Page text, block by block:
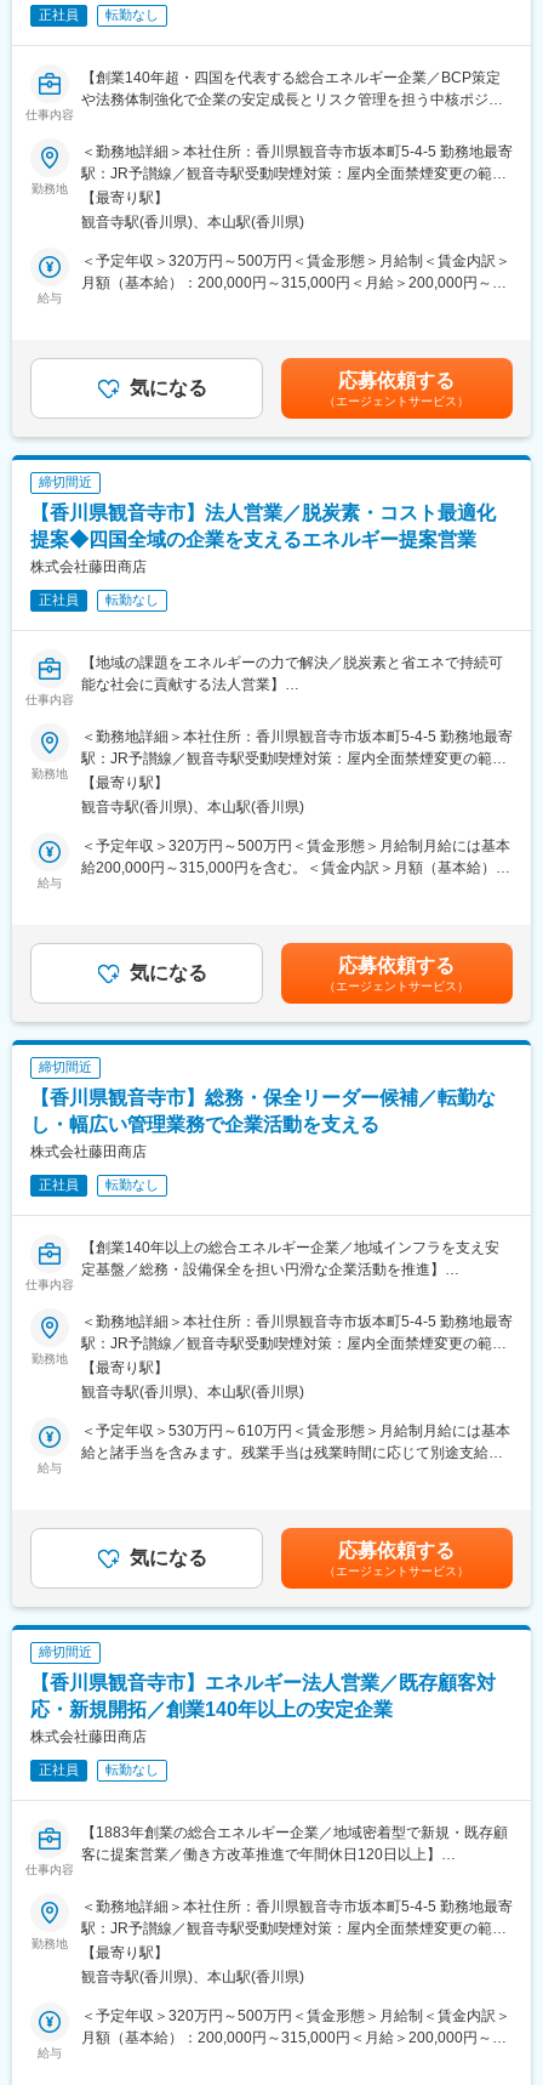
な職場環境を築いています。
OJTや充実したサポート体制で未経験からでも安心して成長で
き、将来的には店長や新規事業リーダー、複数店舗の管理者など
多様なキャリアが描けます。
■教育体制
入社時研修、現場OJT、資格取得支援（危険物取扱者など）を通
じ、キャリアアップを全面的に支援します。
児や介護との両立もサポートする環境です。
■企業の特徴/魅力
140年以上の歴史を持つ地域密着型企業として、安定した経営基
盤のもとエネルギー事業を中心に成長を続けています。
正社員 転勤なし
仕事内容
【創業140年超・四国を代表する総合エネルギー企業／BCP策定
や法務体制強化で企業の安定成長とリスク管理を担う中核ポジシ
■業務概要
当社の業務推進・法務担当として、BCP（事業継続計画）の策
定・運用や法務・契約審査、会議体運営など、管理部門業務全般
を幅広くご担当いただきます。経営基盤を支える重要なポジショ
ンで、企業の安定成長とリスク管理を実現する役割を担います。
BCP構築から法務対応、会議運営まで多岐にわたる業務を通じ
・BCP（事業継続計画）に関する規程やマニュアルの策定、社内
教育、定期的な見直しや改善活動の実施
・契約書審査や法的課題の解決支援、顧問弁護士との連携による
議書など重要文書の管理
・Word、Excel、PowerPointを用いた各種文書・資料作成
■扱うサービス
エネルギーの卸小売・物流、再生可能エネルギー事業、省エネ・
が整っているため安心して業務に取り組めます。
地域インフラを支える企業で、変化の激しい時代に不可欠な法
務・業務推進の中核業務に携わることができます。
■教育体制
きます。
■想定されるキャリアパス
法務・総務・経営企画など管理部門スペシャリストとして着実に
■企業の特徴/魅力
創業140年超の安定した基盤のもと、地域のライフラインを支え
続ける挑戦と成長の風土があります。
変更の範囲：会社の定める業務
勤務地
＜勤務地詳細＞本社住所：香川県観音寺市坂本町5-4-5 勤務地最寄
駅：JR予讃線／観音寺駅受動喫煙対策：屋内全面禁煙変更の範
囲：会社の定める事業所
【最寄り駅】
観音寺駅(香川県)、本山駅(香川県)
給与
＜予定年収＞320万円～500万円＜賃金形態＞月給制＜賃金内訳＞
月額（基本給）：200,000円～315,000円＜月給＞200,000円～
気になる 応募依頼する
（エージェントサービス）
締切間近
【香川県観音寺市】法人営業／脱炭素・コスト最適化
提案◆四国全域の企業を支えるエネルギー提案営業
株式会社藤田商店
正社員 転勤なし
仕事内容
【地域の課題をエネルギーの力で解決／脱炭素と省エネで持続可
能な社会に貢献する法人営業】
■業務概要
当社は香川県観音寺市を拠点とし、四国全域の工場、官公庁、病
院などの法人顧客に向けて、エネルギーの安定供給と省エネ・脱
炭素化に関する提案営業を担っていただきます。単なるエネルギ
ー供給だけでなく、顧客ごとに最適なエネルギー活用を設計し、
コスト削減と環境対応の両立を実現することがミッションです。
なエネルギー供給の提案に加え、CO2削減や省エネ化に向けた設
備改善、再生可能エネルギー導入のご提案など多岐にわたりま
す。具体的には、顧客ごとのエネルギー使用データ分析、最適な
素化やSDGs推進に資する新規ソリューション企画まで、一貫して
顧客と伴走します。
■扱うサービス
石油・電気・LPガスの安定供給、太陽光発電や蓄電所のEPC・
■業務の魅力
いがあります。
■教育体制
OJTや先輩同行の実践研修、業界知識習得のサポート体制が充実
■就業環境
営業リーダーやマネジメント、エネルギーソリューション企画な
ど多様なキャリアアップが可能です。
■企業の特徴/魅力
創業140年超の総合エネルギー企業として地域に根ざした信頼と
実績、安定した事業基盤、挑戦を続ける風土が特徴です。
変更の範囲：会社の定める業務
勤務地
＜勤務地詳細＞本社住所：香川県観音寺市坂本町5-4-5 勤務地最寄
駅：JR予讃線／観音寺駅受動喫煙対策：屋内全面禁煙変更の範
囲：会社の定める事業所
【最寄り駅】
観音寺駅(香川県)、本山駅(香川県)
給与
＜予定年収＞320万円～500万円＜賃金形態＞月給制月給には基本
給200,000円～315,000円を含む。＜賃金内訳＞月額（基本給）：
り、選考を通じて上下する可能性があります。月給(月額)は固定手
当を含めた表記です。
気になる 応募依頼する
（エージェントサービス）
締切間近
【香川県観音寺市】総務・保全リーダー候補／転勤な
し・幅広い管理業務で企業活動を支える
株式会社藤田商店
正社員 転勤なし
仕事内容
【創業140年以上の総合エネルギー企業／地域インフラを支え安
定基盤／総務・設備保全を担い円滑な企業活動を推進】
■業務概要
当社本社および各拠点における総務・庶務業務全般と、施設・設
備の保全管理、法令対応を中心に、企業運営のバックオフィスと
ファシリティマネジメント両面から会社の円滑な活動を支えるポ
ジションです。リーダー候補としてチーム運営や業務改善にも積
極的に関与いただきます。
・管財・保全業務（社有不動産や設備の維持管理、修繕・新規工
事の立案と業者調整、実施）
・資産・庶務管理（社宅・車両・備品の管理運用、文書管理、各
衛生体制の構築）
・補助事業（設備投資等の補助金申請や管理）、社内イベント運
営
社内外の関係者（官公庁、工事業者、弁護士等）との調整や折衝
も担い、ビジネス文書作成や現場確認、実践的な業務も含まれま
事業、サービスステーション運営など多岐にわたり、事業を支え
る管理部門の役割を担います。
■組織構成
総務部門は少数精鋭で、経験豊富なメンバーと協力しながら業務
にあたります。中途入社者も多く在籍しています。
幅広い管理業務を通じて会社運営の根幹を支え、現場を実際に見
て実感を持ちながら働けます。安定した経営基盤のもと裁量を持
勤務地
＜勤務地詳細＞本社住所：香川県観音寺市坂本町5-4-5 勤務地最寄
駅：JR予讃線／観音寺駅受動喫煙対策：屋内全面禁煙変更の範
囲：会社の定める事業所
【最寄り駅】
観音寺駅(香川県)、本山駅(香川県)
給与
＜予定年収＞530万円～610万円＜賃金形態＞月給制月給には基本
給と諸手当を含みます。残業手当は残業時間に応じて別途支給さ
（通勤手当、残業手当）あり。賃金はあくまでも目安の金額であ
り、選考を通じて上下する可能性があります。月給(月額)は固定手
当を含めた表記です。
気になる 応募依頼する
（エージェントサービス）
締切間近
【香川県観音寺市】エネルギー法人営業／既存顧客対
応・新規開拓／創業140年以上の安定企業
株式会社藤田商店
正社員 転勤なし
仕事内容
【1883年創業の総合エネルギー企業／地域密着型で新規・既存顧
客に提案営業／働き方改革推進で年間休日120日以上】
■業務概要
当社は四国を中心にエネルギー供給やリフォーム事業を展開する
地域密着型の総合エネルギー企業です。本ポジションでは、香川
県観音寺市を拠点とし、既存顧客である企業や業務店との関係強
化、新たなエネルギー供給先の新規開拓、住宅設備機器等の提案
営業をご担当いただきます。
勤務地
＜勤務地詳細＞本社住所：香川県観音寺市坂本町5-4-5 勤務地最寄
駅：JR予讃線／観音寺駅受動喫煙対策：屋内全面禁煙変更の範
囲：会社の定める事業所
【最寄り駅】
観音寺駅(香川県)、本山駅(香川県)
給与
＜予定年収＞320万円～500万円＜賃金形態＞月給制＜賃金内訳＞
月額（基本給）：200,000円～315,000円＜月給＞200,000円～